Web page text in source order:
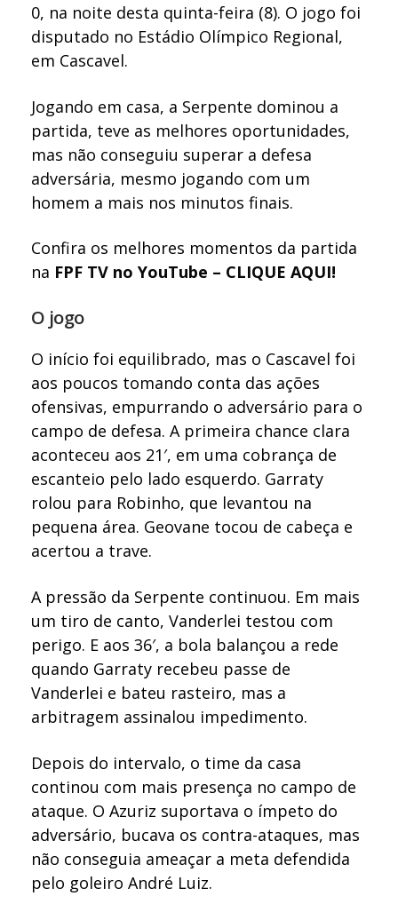
0, na noite desta quinta-feira (8). O jogo foi
disputado no Estádio Olímpico Regional,
em Cascavel.
Jogando em casa, a Serpente dominou a
partida, teve as melhores oportunidades,
mas não conseguiu superar a defesa
adversária, mesmo jogando com um
homem a mais nos minutos finais.
Confira os melhores momentos da partida
na FPF TV no YouTube – CLIQUE AQUI!
O jogo
O início foi equilibrado, mas o Cascavel foi
aos poucos tomando conta das ações
ofensivas, empurrando o adversário para o
campo de defesa. A primeira chance clara
aconteceu aos 21′, em uma cobrança de
escanteio pelo lado esquerdo. Garraty
rolou para Robinho, que levantou na
pequena área. Geovane tocou de cabeça e
acertou a trave.
A pressão da Serpente continuou. Em mais
um tiro de canto, Vanderlei testou com
perigo. E aos 36′, a bola balançou a rede
quando Garraty recebeu passe de
Vanderlei e bateu rasteiro, mas a
arbitragem assinalou impedimento.
Depois do intervalo, o time da casa
continou com mais presença no campo de
ataque. O Azuriz suportava o ímpeto do
adversário, bucava os contra-ataques, mas
não conseguia ameaçar a meta defendida
pelo goleiro André Luiz.